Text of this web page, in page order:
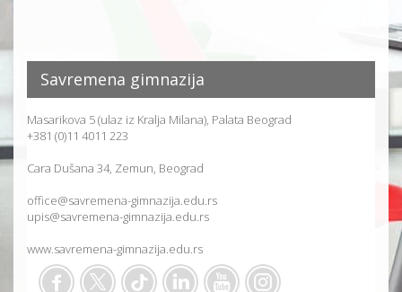
Savremena gimnazija
Masarikova 5 (ulaz iz Kralja Milana), Palata Beograd
+381 (0)11 4011 223
Cara Dušana 34, Zemun, Beograd
office@savremena-gimnazija.edu.rs
upis@savremena-gimnazija.edu.rs
www.savremena-gimnazija.edu.rs